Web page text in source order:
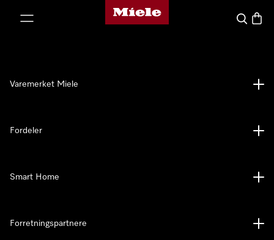
Mieles hjemmeside
Søk
Varemerket Miele
Fordeler
Smart Home
Forretningspartnere